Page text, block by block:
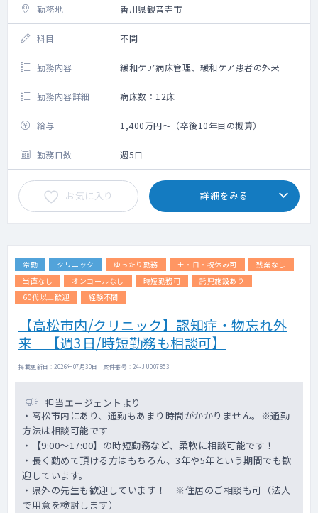
勤務地 香川県観音寺市
科目 不問
勤務内容 緩和ケア病床管理、緩和ケア患者の外来
勤務内容詳細 病床数：12床
給与 1,400万円～（卒後10年目の概算）
勤務日数 週5日
お気に入り 詳細をみる
常勤 クリニック ゆったり勤務 土・日・祝休み可
残業なし
当直なし
オンコールなし 時短勤務可
託児施設あり
60代以上歓迎
経験不問
【高松市内/クリニック】認知症・物忘れ外
来 【週3日/時短勤務も相談可】
掲載更新日 : 2026年07月30日 案件番号 : 24-JU007853
担当エージェントより
・高松市内にあり、通勤もあまり時間がかかりません。※通勤
方法は相談可能です
・【9:00～17:00】の時短勤務など、柔軟に相談可能です！
・長く勤めて頂ける方はもちろん、3年や5年という期間でも歓
迎しています。
・県外の先生も歓迎しています！ ※住居のご相談も可（法人
で用意を検討します）